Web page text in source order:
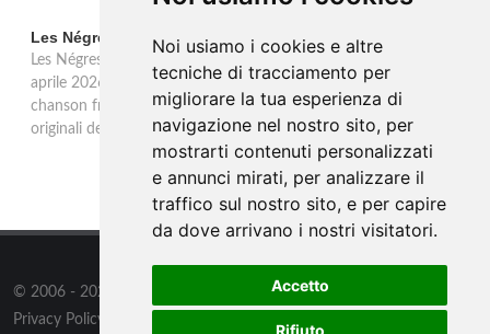
Noi usiamo i cookies e altre
tecniche di tracciamento per
migliorare la tua esperienza di
navigazione nel nostro sito, per
mostrarti contenuti personalizzati
e annunci mirati, per analizzare il
traffico sul nostro sito, e per capire
da dove arrivano i nostri visitatori.
Accetto
Rifiuto
Les Négresses Vertes a Milano: unica data italiana 2026
Les Négresses Vertes tornano in Italia per un'unica data: il 16
aprile 2026 all'Alcatraz di Milano con lo Zobi Tour. Rock acustico,
chanson francese e ritmi mediterranei per uno dei gruppi più
originali della scena musicale francese.
© 2006 - 2026
all rights reserved.
Privacy Policy